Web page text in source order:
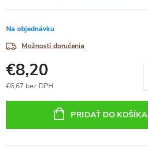
Na objednávku
Možnosti doručenia
€8,20
€6,67 bez DPH
PRIDAŤ DO KOŠÍKA